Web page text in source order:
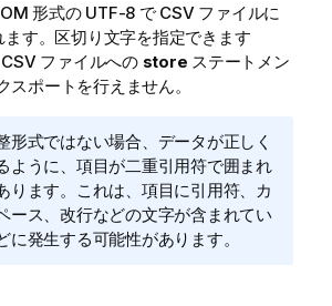
形式の UTF-8 で CSVファイルに
す。区切り文字を指定できます
CSVファイルへの store ステートメン
スポートを行えません。
形式ではない場合、データが正しく
ように、項目が二重引用符で囲まれ
ります。これは、項目に引用符、カ
ース、改行などの文字が含まれてい
に発生する可能性があります。